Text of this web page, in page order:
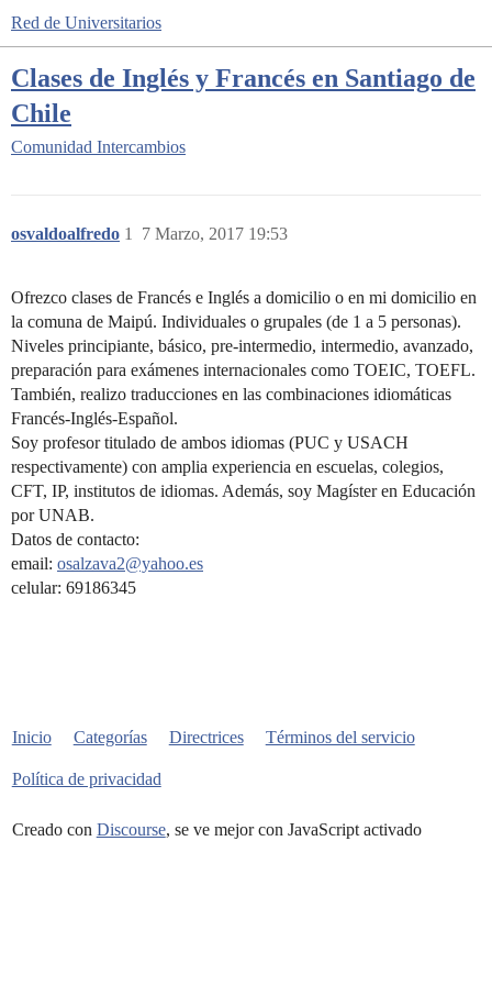
Red de Universitarios
Clases de Inglés y Francés en Santiago de
Chile
Comunidad Intercambios
osvaldoalfredo 7 Marzo, 2017 19:53
1
Ofrezco clases de Francés e Inglés a domicilio o en mi domicilio en
la comuna de Maipú. Individuales o grupales (de 1 a 5 personas).
Niveles principiante, básico, pre-intermedio, intermedio, avanzado,
preparación para exámenes internacionales como TOEIC, TOEFL.
También, realizo traducciones en las combinaciones idiomáticas
Francés-Inglés-Español.
Soy profesor titulado de ambos idiomas (PUC y USACH
respectivamente) con amplia experiencia en escuelas, colegios,
CFT, IP, institutos de idiomas. Además, soy Magíster en Educación
por UNAB.
Datos de contacto:
email: osalzava2@yahoo.es
celular: 69186345
Inicio Categorías Directrices Términos del servicio
Política de privacidad
Creado con Discourse, se ve mejor con JavaScript activado